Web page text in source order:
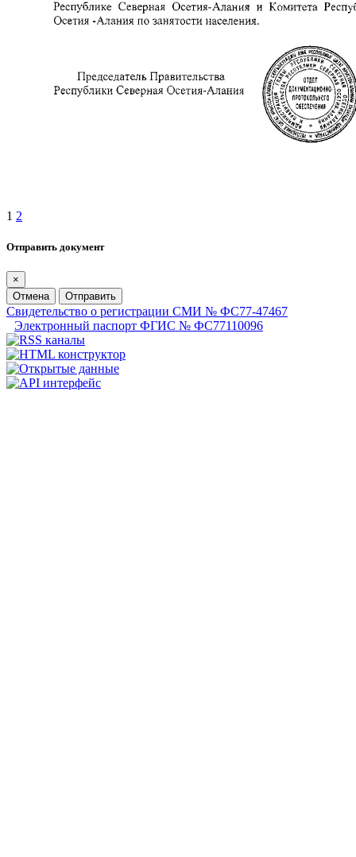
1 2
Отправить документ
×
Отмена
Отправить
Свидетельство о регистрации СМИ № ФС77-47467
Электронный паспорт ФГИС № ФС77110096